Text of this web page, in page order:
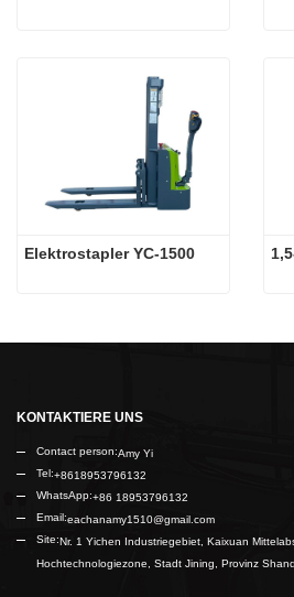
Elektrostapler YC-1500
KONTAKTIERE UNS
Contact person:Amy Yi
Tel:+8618953796132
WhatsApp:+86 18953796132
Email:eachanamy1510@gmail.com
Site:Nr. 1 Yichen Industriegebiet, Kaixuan
Hochtechnologiezone, Stadt Jining, Provinz